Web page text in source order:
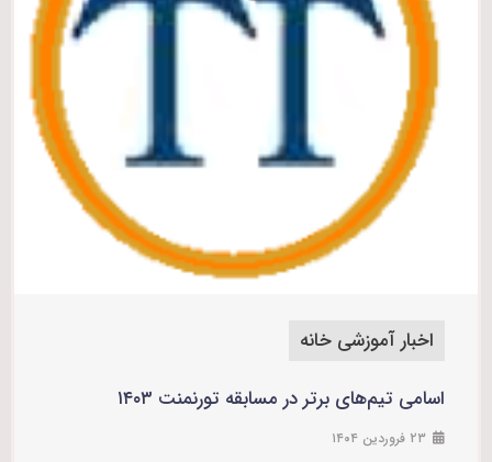
اخبار آموزشی خانه
اسامی تیم‌های برتر در مسابقه تورنمنت ۱۴۰۳